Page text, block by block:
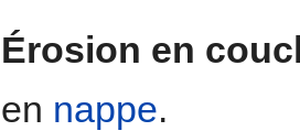
Érosion en
en nappe.